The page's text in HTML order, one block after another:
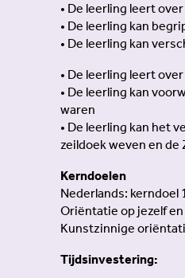
• De leerling leert
• De leerling kan
• De leerling kan
• De leerling leert
• De leerling kan
waren
• De leerling kan het
zeildoek weven en
Kerndoelen
Nederlands: kerndoel
Oriëntatie op jezelf
Kunstzinnige
Tijdsinvestering: